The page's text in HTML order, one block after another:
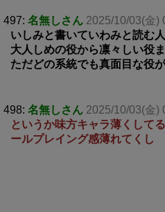
497: 名無しさん 2025/10/03(金)
いしみと書いていわみと読む
大人しめの役から凛々しい役
ただどの系統でも真面目な役
498: 名無しさん 2025/10/03(金)
というか味方キャラ薄くして
ールプレイング感薄れてくし